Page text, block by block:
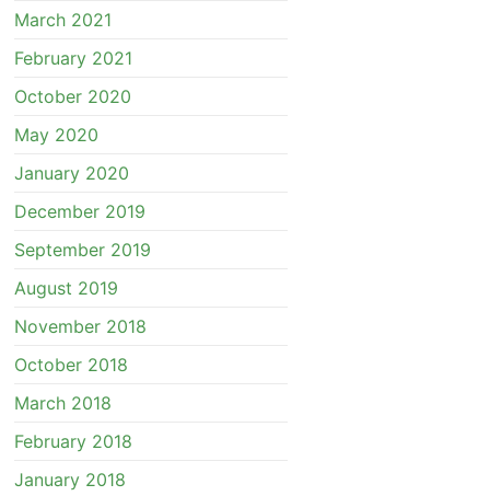
March 2021
February 2021
October 2020
May 2020
January 2020
December 2019
September 2019
August 2019
November 2018
October 2018
March 2018
February 2018
January 2018